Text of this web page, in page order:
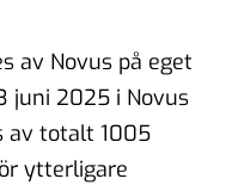
av Novus på eget
juni 2025 i Novus
av totalt 1005
ytterligare